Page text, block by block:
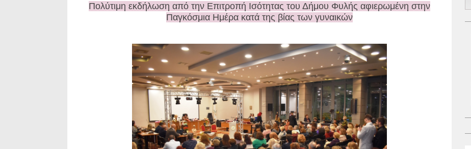
Πολύτιμη εκδήλωση από την Επιτροπή Ισότητας του Δήμου Φυλής αφιερωμένη στην
Παγκόσμια Ημέρα κατά της βίας των γυναικών